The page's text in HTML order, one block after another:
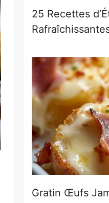
25 Recettes
Gratin Œufs